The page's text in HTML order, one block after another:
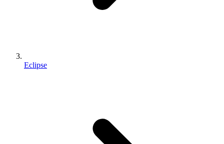
Eclipse